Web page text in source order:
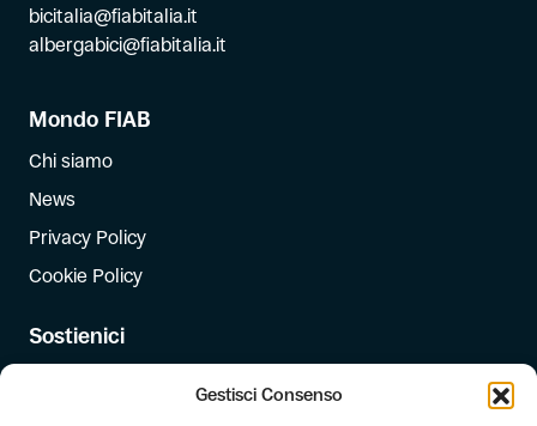
Gestisci Consenso
bicitalia@fiabitalia.it
albergabici@fiabitalia.it
Mondo FIAB
Chi siamo
News
Privacy Policy
Cookie Policy
Sostienici